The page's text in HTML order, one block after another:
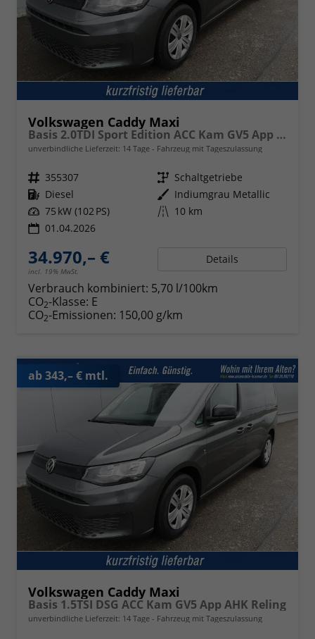
Volkswagen Caddy Maxi
Basis 2.0TDI Sport Edition ACC Kam GV5 App AHK Reling
unverbindliche Lieferzeit: 14 Tage Fahrzeug mit Tageszulassung
Fahrzeugnr. 355307 Getriebe Schaltgetriebe
Kraftstoff Diesel Außenfarbe Indiumgrau Metallic
Leistung 75 kW (102 PS) Kilometerstand 10 km
01.04.2026
34.970,– €
incl. 19% MwSt.
Details
Verbrauch kombiniert: 5,70 l/100km
CO2-Klasse: E
CO2-Emissionen: 150,00 g/km
ab 343,– € mtl.
Volkswagen Caddy Maxi
Basis 1.5TSI DSG ACC Kam GV5 App AHK Reling
unverbindliche Lieferzeit: 14 Tage Fahrzeug mit Tageszulassung